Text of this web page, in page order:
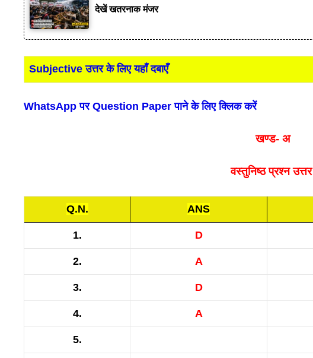
देखें खतरनाक मंजर
Subjective उत्तर के लिए यहाँ दबाएँ
WhatsApp पर Question Paper पाने के लिए क्लिक करें
खण्ड- अ
वस्तुनिष्ठ प्रश्न उत्तर
Q.N. ANS
1. D
2. A
3. D
4. A
5.